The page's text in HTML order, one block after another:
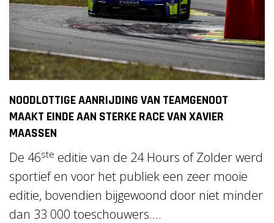
NOODLOTTIGE AANRIJDING VAN TEAMGENOOT
MAAKT EINDE AAN STERKE RACE VAN XAVIER
MAASSEN
De 46ste editie van de 24 Hours of Zolder werd
sportief en voor het publiek een zeer mooie
editie, bovendien bijgewoond door niet minder
dan 33 000 toeschouwers....